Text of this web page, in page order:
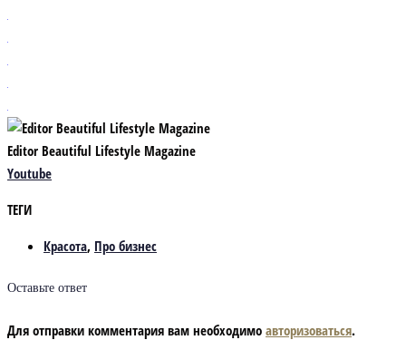
Editor Beautiful Lifestyle Magazine
Youtube
ТЕГИ
Красота, Про бизнес
Оставьте ответ
Для отправки комментария вам необходимо авторизоваться.